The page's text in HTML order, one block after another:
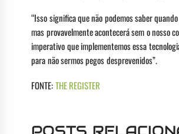
“Isso significa que não podemos saber
mas provavelmente acontecerá sem o nosso
imperativo que implementemos essa
para não sermos pegos desprevenidos”.
FONTE:THE REGISTER